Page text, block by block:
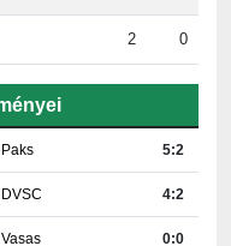
Paks
DVSC 4:2
Vasas 0:0
Nyíregyháza 4:0